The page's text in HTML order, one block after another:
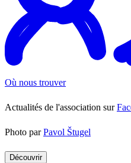
Où nous trouver
Actualités de l'association sur
Photo parPavol Štugel
Découvrir